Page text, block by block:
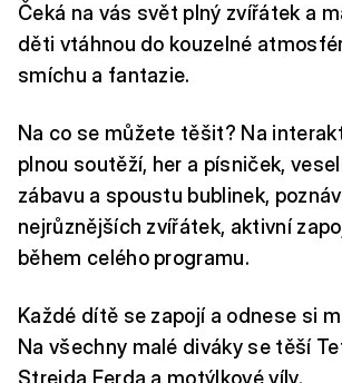
Čeká na vás svět plný zvířátek a
děti vtáhnou do kouzelné
smíchu a fantazie.
Na co se můžete těšit? Na
plnou soutěží, her a písniček,
zábavu a spoustu bublinek,
nejrůznějších zvířátek, aktivní
během celého programu.
Každé dítě se zapojí a odnese si
Na všechny malé diváky se těší
Strejda Ferda a motýlkové víly.